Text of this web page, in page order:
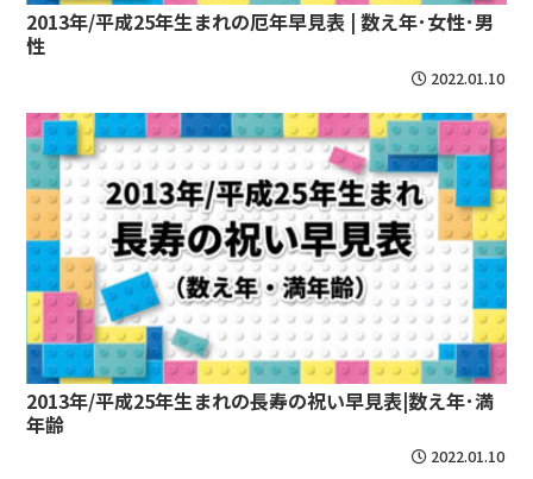
2013年/平成25年生まれの厄年早見表 | 数え年･女性･男
性
2022.01.10
2013年/平成25年生まれの長寿の祝い早見表|数え年･満
年齢
2022.01.10